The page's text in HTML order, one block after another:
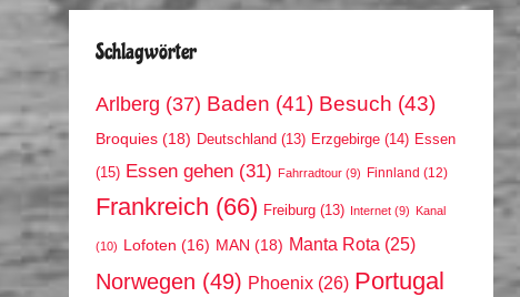
Schlagwörter
Arlberg (37) Baden (41) Besuch (43)
Broquies (18) Deutschland (13) Erzgebirge (14) Essen
(15) Essen gehen (31) Fahrradtour (9) Finnland (12)
Frankreich (66) Freiburg (13) Internet (9) Kanal
(10) Lofoten (16) MAN (18) Manta Rota (25)
Norwegen (49) Phoenix (26) Portugal